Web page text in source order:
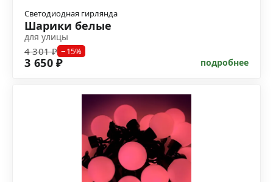
Светодиодная гирлянда
Шарики белые
для улицы
4 301 ₽ −15%
3 650 ₽ подробнее